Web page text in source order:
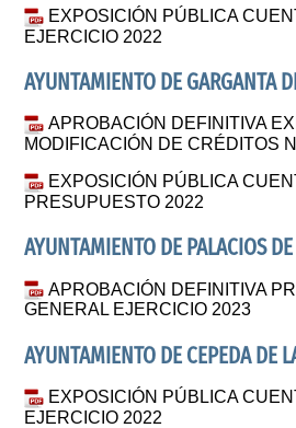
EXPOSICIÓN PÚBLICA
EJERCICIO 2022
AYUNTAMIENTO DE GARGANTA
APROBACIÓN DEFINITIVA
MODIFICACIÓN DE CRÉDITOS
EXPOSICIÓN PÚBLICA
PRESUPUESTO 2022
AYUNTAMIENTO DE PALACIOS
APROBACIÓN DEFINITIVA
GENERAL EJERCICIO 2023
AYUNTAMIENTO DE CEPEDA DE
EXPOSICIÓN PÚBLICA
EJERCICIO 2022